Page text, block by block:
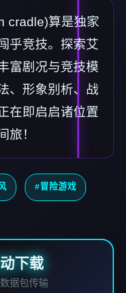
cradle)算是独家
乎竞技。探索艾
富剧况与竞技模
、形象别析、战
在即启启诸位置
旅！
#冒险游戏
下载
据包传输